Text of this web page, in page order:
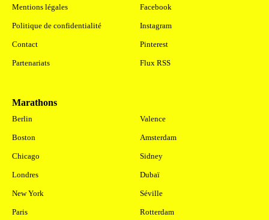
Mentions légales
Politique de confidentialité
Contact
Partenariats
Facebook
Instagram
Pinterest
Flux RSS
Marathons
Berlin
Boston
Chicago
Londres
New York
Paris
Valence
Amsterdam
Sidney
Dubaï
Séville
Rotterdam